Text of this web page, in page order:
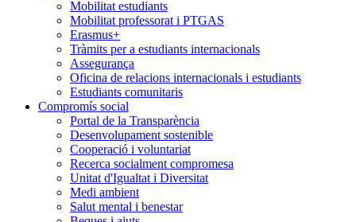
Mobilitat estudiants
Mobilitat professorat i PTGAS
Erasmus+
Tràmits per a estudiants internacionals
Assegurança
Oficina de relacions internacionals i estudiants
Estudiants comunitaris
Compromís social
Portal de la Transparència
Desenvolupament sostenible
Cooperació i voluntariat
Recerca socialment compromesa
Unitat d'Igualtat i Diversitat
Medi ambient
Salut mental i benestar